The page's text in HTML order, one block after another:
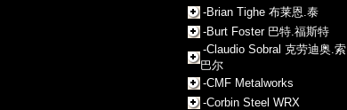
-Brian Tighe 布莱恩.泰
-Burt Foster 巴特.福斯特
-Claudio Sobral 克劳迪奥.索
巴尔
-CMF Metalworks
-Corbin Steel WRX